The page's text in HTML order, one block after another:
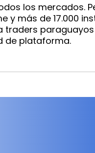
los mercados.
y más de 17.000
de plataforma.